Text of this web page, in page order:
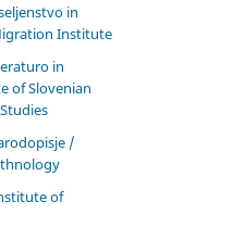
in
Institute
in
of Slovenian
/
of